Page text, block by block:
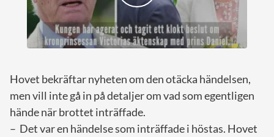
Hovet bekräftar nyheten om den otäcka händelsen,
men vill inte gå in på detaljer om vad som egentligen
hände när brottet inträffade.
– Det var en händelse som inträffade i höstas. Hovet